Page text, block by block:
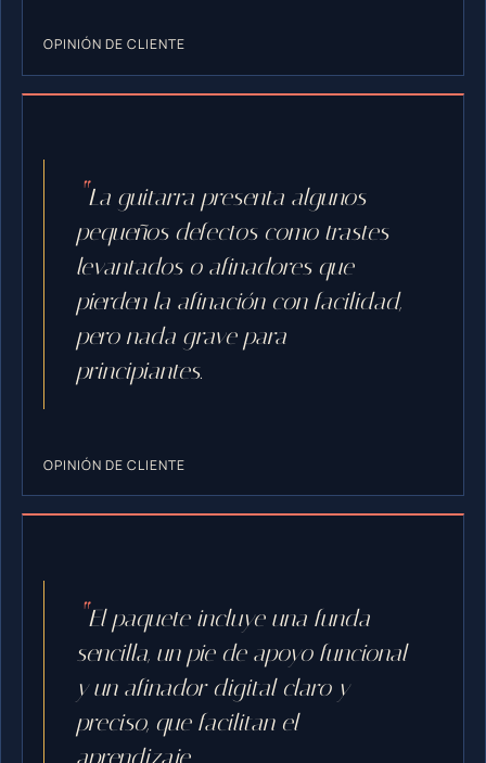
OPINIÓN DE CLIENTE
La guitarra presenta algunos
pequeños defectos como trastes
levantados o afinadores que
pierden la afinación con facilidad,
pero nada grave para
principiantes.
OPINIÓN DE CLIENTE
El paquete incluye una funda
sencilla, un pie de apoyo funcional
y un afinador digital claro y
preciso, que facilitan el
aprendizaje.